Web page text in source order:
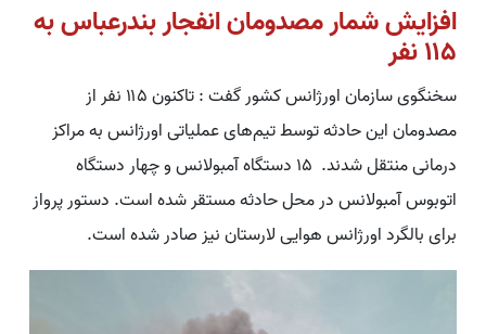
افزایش شمار مصدومان انفجار بندرعباس به
۱۱۵ نفر
سخنگوی سازمان اورژانس کشور گفت : تاکنون ۱۱۵ نفر از
مصدومان این حادثه توسط تیم‌های عملیاتی اورژانس به مراکز
درمانی منتقل شدند. ۱۵ دستگاه آمبولانس و چهار دستگاه
اتوبوس آمبولانس در محل حادثه مستقر شده است. دستور پرواز
برای بالگرد اورژانس هوایی لارستان نیز صادر شده است.